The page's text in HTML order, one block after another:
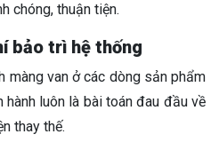
chóng, thuận tiện.
bảo trì hệ thống
màng van ở các dòng sản phẩm
luôn là bài toán đau đầu về
thay thế.